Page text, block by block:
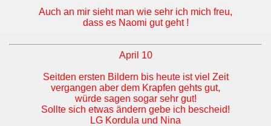
Auch an mir sieht man wie sehr ich mich freu,
dass es Naomi gut geht !
April 10
Seitden ersten Bildern bis heute ist viel Zeit
vergangen aber dem Krapfen gehts gut,
würde sagen sogar sehr gut!
Sollte sich etwas ändern gebe ich bescheid!
LG Kordula und Nina